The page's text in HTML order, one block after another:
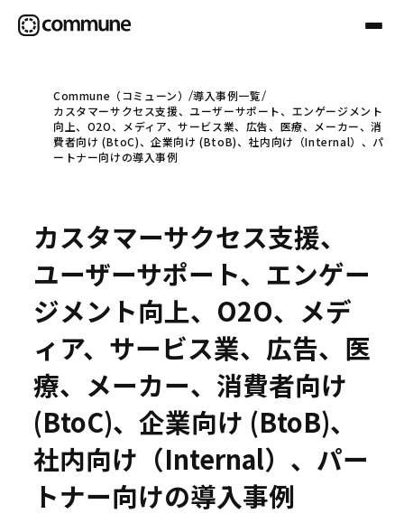
Communeについて
事例
セミナー
お役立ち情報
お問い合わせ
Commune（コミューン）
導入事例一覧
カスタマーサクセス支援、ユーザーサポート、エンゲージメント
向上、O2O、メディア、サービス業、広告、医療、メーカー、消
費者向け (BtoC)、企業向け (BtoB)、社内向け（Internal）、パ
ートナー向けの導入事例
カスタマーサクセス支援、
ユーザーサポート、エンゲー
ジメント向上、O2O、メデ
ィア、サービス業、広告、医
療、メーカー、消費者向け
(BtoC)、企業向け (BtoB)、
社内向け（Internal）、パー
トナー向けの導入事例